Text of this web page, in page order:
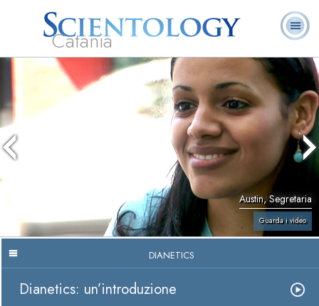
Catania
L. Ron Hubbard:
Fondatore
Che cos’è
Scientology?
Ministri
Domande
ricorrenti
Libri
Austin, Segretaria
Guarda i video
DIANETICS
Dianetics: un’introduzione